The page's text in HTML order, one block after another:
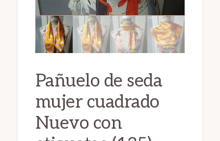
Pañuelo de seda
mujer cuadrado
Nuevo con